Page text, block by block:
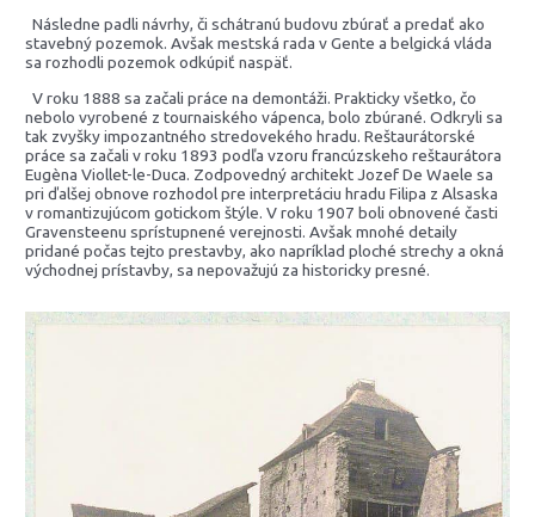
Následne padli návrhy, či schátranú budovu zbúrať a predať ako
stavebný pozemok. Avšak mestská rada v Gente a belgická vláda
sa rozhodli pozemok odkúpiť naspäť.
V roku 1888 sa začali práce na demontáži. Prakticky všetko, čo
nebolo vyrobené z tournaiského vápenca, bolo zbúrané. Odkryli sa
tak zvyšky impozantného stredovekého hradu. Reštaurátorské
práce sa začali v roku 1893 podľa vzoru francúzskeho reštaurátora
Eugèna Viollet-le-Duca. Zodpovedný architekt Jozef De Waele sa
pri ďalšej obnove rozhodol pre interpretáciu hradu Filipa z Alsaska
v romantizujúcom gotickom štýle. V roku 1907 boli obnovené časti
Gravensteenu sprístupnené verejnosti. Avšak mnohé detaily
pridané počas tejto prestavby, ako napríklad ploché strechy a okná
východnej prístavby, sa nepovažujú za historicky presné.